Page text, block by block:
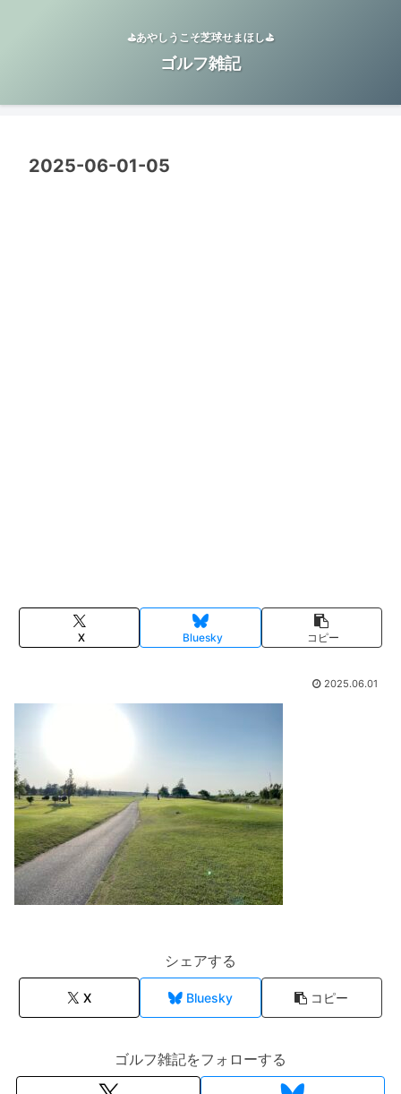
⛳️あやしうこそ芝球せまほし⛳️
ゴルフ雑記
2025-06-01-05
X Bluesky コピー
2025.06.01
シェアする
X Bluesky コピー
ゴルフ雑記をフォローする